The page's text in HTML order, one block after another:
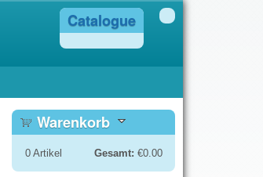
Catalogue
Warenkorb
0Artikel Gesamt: €0.00